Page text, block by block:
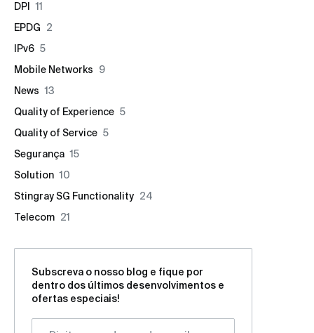
DPI
11
EPDG
2
IPv6 5
Mobile Networks
9
News 13
Quality of Experience 5
Quality of Service 5
Segurança 15
Solution 10
Stingray SG Functionality 24
Telecom 21
Subscreva o nosso blog e fique por
dentro dos últimos desenvolvimentos e
ofertas especiais!